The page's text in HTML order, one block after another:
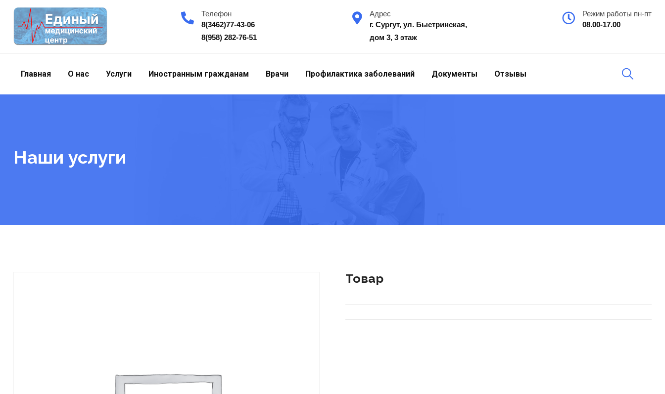
content
Телефон
8(3462)77-43-06
8(958) 282-76-51
Адрес
г. Сургут, ул. Быстринская,
дом 3, 3 этаж
Режим работы пн-пт
08.00-17.00
Главная О нас Услуги Иностранным гражданам Врачи Профилактика заболеваний Документы Отзывы
Наши услуги
Товар